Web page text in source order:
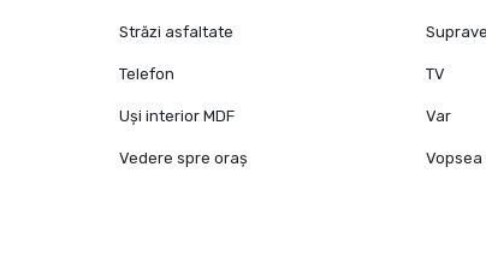
Străzi asfaltate
Telefon TV
Uși interior MDF Var
Vedere spre oraș Vopsea